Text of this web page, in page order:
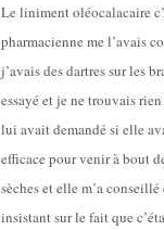
Le liniment oléocalacaire
pharmacienne me l’avais
j’avais des dartres sur les
essayé et je ne trouvais rien
lui avait demandé si elle
efficace pour venir à bout
sèches et elle m’a conseillé
insistant sur le fait que